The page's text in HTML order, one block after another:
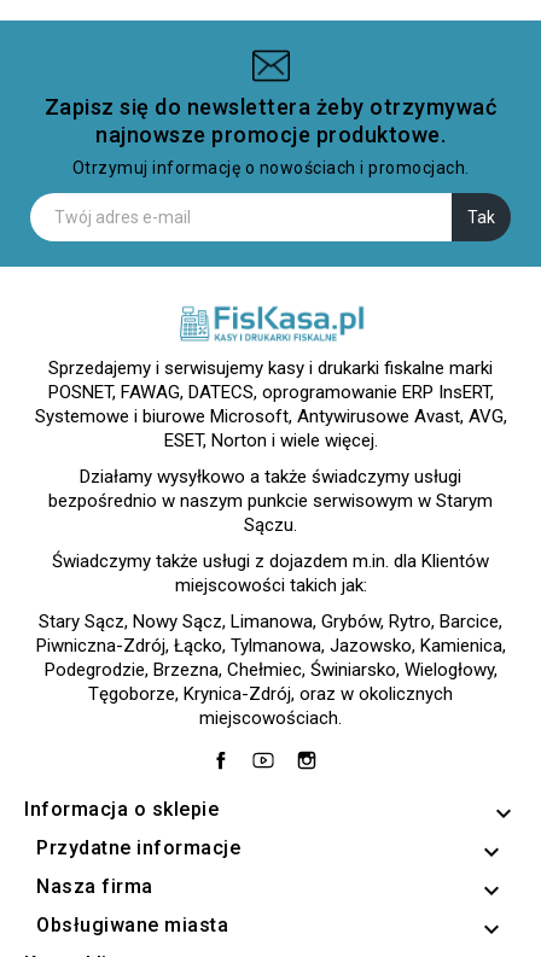
Zapisz się do newslettera żeby otrzymywać
najnowsze promocje produktowe.
Otrzymuj informację o nowościach i promocjach.
Sprzedajemy i serwisujemy kasy i drukarki fiskalne marki
POSNET, FAWAG, DATECS, oprogramowanie ERP InsERT,
Systemowe i biurowe Microsoft, Antywirusowe Avast, AVG,
ESET, Norton i wiele więcej.
Działamy wysyłkowo a także świadczymy usługi
bezpośrednio w naszym punkcie serwisowym w Starym
Sączu.
Świadczymy także usługi z dojazdem m.in. dla Klientów
miejscowości takich jak:
Stary Sącz, Nowy Sącz, Limanowa, Grybów, Rytro, Barcice,
Piwniczna-Zdrój, Łącko, Tylmanowa, Jazowsko, Kamienica,
Podegrodzie, Brzezna, Chełmiec, Świniarsko, Wielogłowy,
Tęgoborze, Krynica-Zdrój, oraz w okolicznych
miejscowościach.
FacebookYouTube
Informacja o sklepie keyboard_arrow_down
Przydatne informacje 
Nasza firma 
Obsługiwane miasta 